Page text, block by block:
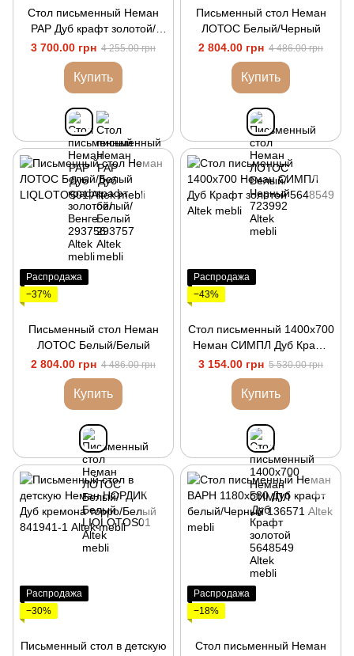
Стол письменный Неман
РАР Дуб крафт золотой/
Венге
3 700.00 грн 4 255.00 грн
Купить
Письменный стол Неман
ЛОТОС Белый/Черный
2 804.00 грн 4 486.00 грн
Купить
Распродажа
−37%
Письменный стол Неман
ЛОТОС Белый/Белый
2 804.00 грн 4 486.00 грн
Купить
Распродажа
−43%
Стол письменный 1400х700
Неман СИМПЛ Дуб Крафт
золотой
3 154.00 грн 5 530.00 грн
Купить
Распродажа
−30%
Письменный стол в детскую
Распродажа
−18%
Стол письменный Неман